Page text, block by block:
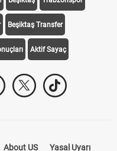
Beşiktaş Transfer
Aktif Sayaç
About US Yasal Uyarı